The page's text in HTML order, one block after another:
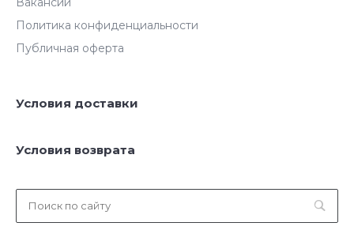
Политика конфиденциальности
Публичная оферта
Условия доставки
Условия возврата